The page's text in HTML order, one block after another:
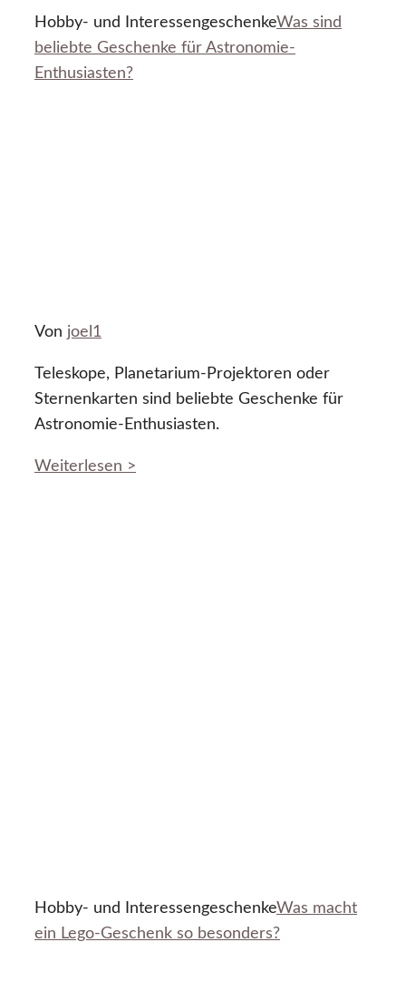
Hobby- und InteressengeschenkeWas sind
beliebte Geschenke für Astronomie-
Enthusiasten?
Von joel1
Teleskope, Planetarium-Projektoren oder
Sternenkarten sind beliebte Geschenke für
Astronomie-Enthusiasten.
Weiterlesen >
Hobby- und InteressengeschenkeWas macht
ein Lego-Geschenk so besonders?